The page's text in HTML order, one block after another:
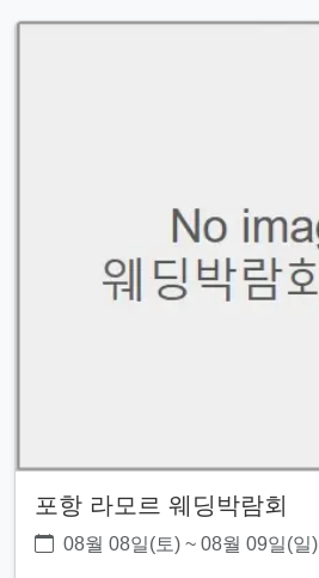
포항 라모르 웨딩박람회
08월 08일(토) ~ 08월 09일(일)